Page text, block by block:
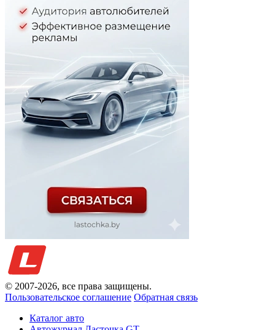
© 2007-2026, все права защищены.
Пользовательское соглашение Обратная связь
Каталог авто